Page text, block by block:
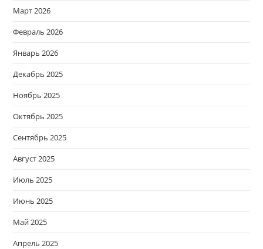
Март 2026
Февраль 2026
Январь 2026
Декабрь 2025
Ноябрь 2025
Октябрь 2025
Сентябрь 2025
Август 2025
Июль 2025
Июнь 2025
Май 2025
Апрель 2025